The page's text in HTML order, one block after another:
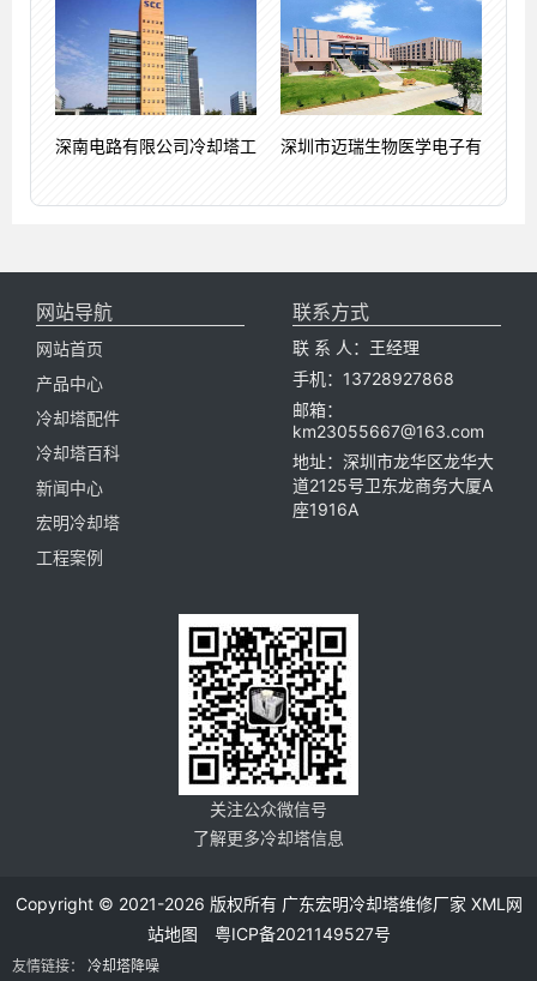
深南电路有限公司冷却塔工 深圳市迈瑞生物医学电子有
网站导航
网站首页
产品中心
冷却塔配件
冷却塔百科
新闻中心
宏明冷却塔
工程案例
联系方式
联 系 人：王经理
手机：13728927868
邮箱：
km23055667@163.com
地址：深圳市龙华区龙华大
道2125号卫东龙商务大厦A
座1916A
关注公众微信号
了解更多冷却塔信息
Copyright © 2021-2026 版权所有 广东宏明冷却塔维修厂家 XML网
站地图
粤ICP备2021149527号
友情链接： 冷却塔降噪